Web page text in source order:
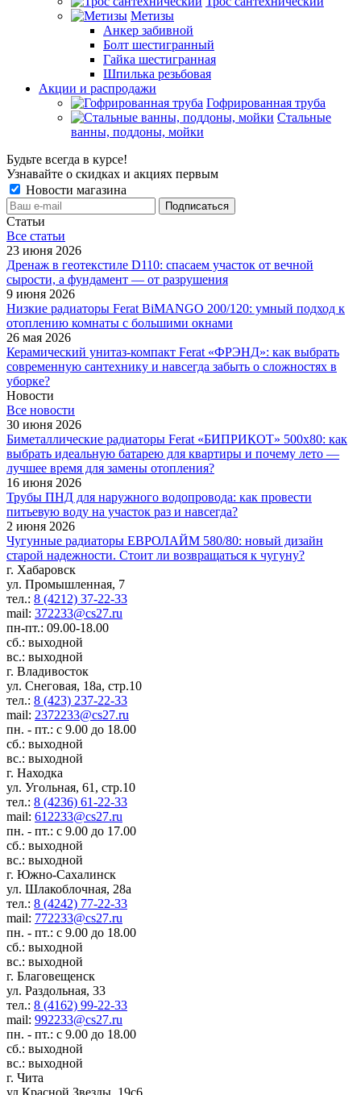
Метизы
Анкер забивной
Болт шестигранный
Гайка шестигранная
Шпилька резьбовая
Акции и распродажи
Гофрированная труба
Стальные
ванны, поддоны, мойки
Будьте всегда в курсе!
Узнавайте о скидках и акциях первым
Новости магазина
Статьи
Все cтатьи
23 июня 2026
Дренаж в геотекстиле D110: спасаем участок от вечной
сырости, а фундамент — от разрушения
9 июня 2026
Низкие радиаторы Ferat BiMANGO 200/120: умный подход к
отоплению комнаты с большими окнами
26 мая 2026
Керамический унитаз-компакт Ferat «ФРЭНД»: как выбрать
современную сантехнику и навсегда забыть о сложностях в
уборке?
Новости
Все новости
30 июня 2026
Биметаллические радиаторы Ferat «БИПРИКОТ» 500x80: как
выбрать идеальную батарею для квартиры и почему лето —
лучшее время для замены отопления?
16 июня 2026
Трубы ПНД для наружного водопровода: как провести
питьевую воду на участок раз и навсегда?
2 июня 2026
Чугунные радиаторы ЕВРОЛАЙМ 580/80: новый дизайн
старой надежности. Стоит ли возвращаться к чугуну?
г. Хабаровск
ул. Промышленная, 7
тел.: 8 (4212) 37-22-33
mail: 372233@cs27.ru
пн-пт.: 09.00-18.00
сб.: выходной
вс.: выходной
г. Владивосток
ул. Снеговая, 18а, стр.10
тел.: 8 (423) 237-22-33
mail: 2372233@cs27.ru
пн. - пт.: с 9.00 до 18.00
сб.: выходной
вс.: выходной
г. Находка
ул. Угольная, 61, стр.10
тел.: 8 (4236) 61-22-33
mail: 612233@cs27.ru
пн. - пт.: с 9.00 до 17.00
сб.: выходной
вс.: выходной
г. Южно-Сахалинск
ул. Шлакоблочная, 28а
тел.: 8 (4242) 77-22-33
mail: 772233@cs27.ru
пн. - пт.: с 9.00 до 18.00
сб.: выходной
вс.: выходной
г. Благовещенск
ул. Раздольная, 33
тел.: 8 (4162) 99-22-33
mail: 992233@cs27.ru
пн. - пт.: с 9.00 до 18.00
сб.: выходной
вс.: выходной
г. Чита
ул.Красной Звезды, 19с6